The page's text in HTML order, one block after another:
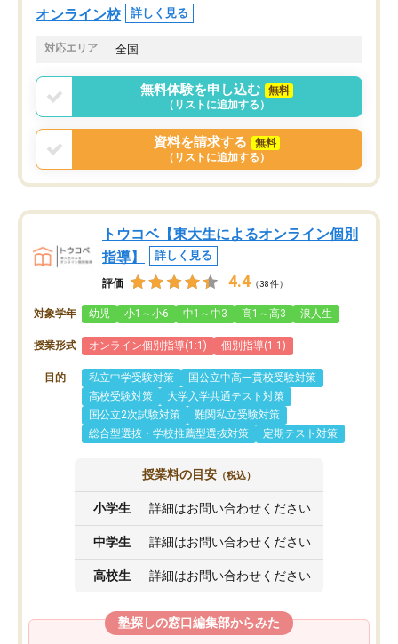
オンライン校 詳しく見る
対応エリア 全国
無料体験を申し込む
無料
（リストに追加する）
資料を請求する
無料
（リストに追加する）
トウコベ【東大生によるオンライン個別
指導】
詳しく見る
評価 4.4 （38件）
対象学年 幼児 小1～小6 中1～中3 高1～高3 浪人生
授業形式 オンライン個別指導(1:1) 個別指導(1:1)
目的 私立中学受験対策
国公立中高一貫校受験対策
高校受験対策
大学入学共通テスト対策
国公立2次試験対策
難関私立受験対策
総合型選抜・学校推薦型選抜対策
定期テスト対策
授業料の目安 （税込）
小学生 詳細はお問い合わせください
中学生 詳細はお問い合わせください
高校生 詳細はお問い合わせください
塾探しの窓口編集部からみた